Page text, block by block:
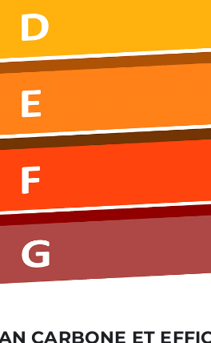
CARBONE ET